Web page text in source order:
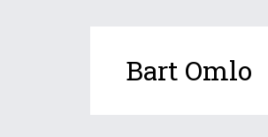
Bart Omlo